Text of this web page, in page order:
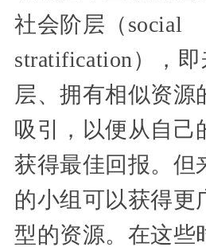
社会阶层（social
stratification），
层、拥有相似资源
吸引，以便从自己
获得最佳回报。但
的小组可以获得更
型的资源。在这些